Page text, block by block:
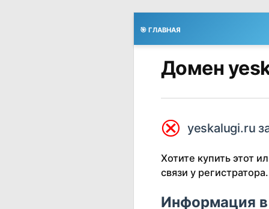
🎯 ГЛАВНАЯ
Домен
⮿ yeskalugi.ru
Хотите купить этот
связи у регистратора.
Информация в